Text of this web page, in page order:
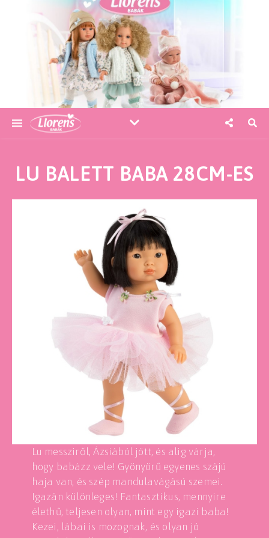
LU BALETT BABA 28CM-ES
Lu messziről, Ázsiából jött, és alig várja,
hogy babázz vele! Gyönyörű egyenes szájú
haja van, és szép mandulavágású szemei.
Igazán különleges! Fantasztikus, mennyire
élethű, teljesen olyan, mint egy igazi baba!
Kezei, lábai is mozognak, és olyan jó